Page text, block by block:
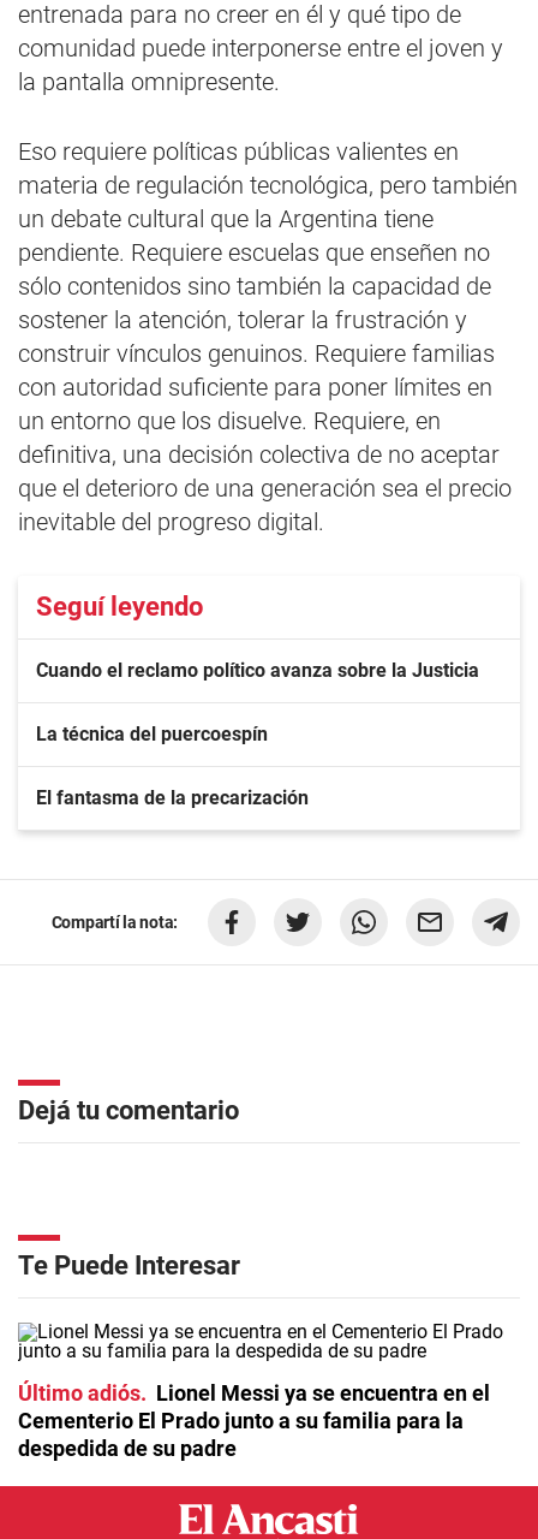
entrenada para no creer en él y qué tipo de
comunidad puede interponerse entre el joven y
la pantalla omnipresente.
Eso requiere políticas públicas valientes en
materia de regulación tecnológica, pero también
un debate cultural que la Argentina tiene
pendiente. Requiere escuelas que enseñen no
sólo contenidos sino también la capacidad de
sostener la atención, tolerar la frustración y
construir vínculos genuinos. Requiere familias
con autoridad suficiente para poner límites en
un entorno que los disuelve. Requiere, en
definitiva, una decisión colectiva de no aceptar
que el deterioro de una generación sea el precio
inevitable del progreso digital.
Seguí leyendo
Cuando el reclamo político avanza sobre la Justicia
La técnica del puercoespín
El fantasma de la precarización
Compartí la nota:
Dejá tu comentario
Te Puede Interesar
Último adiós
Lionel Messi ya se encuentra en el
Cementerio El Prado junto a su familia para la
despedida de su padre